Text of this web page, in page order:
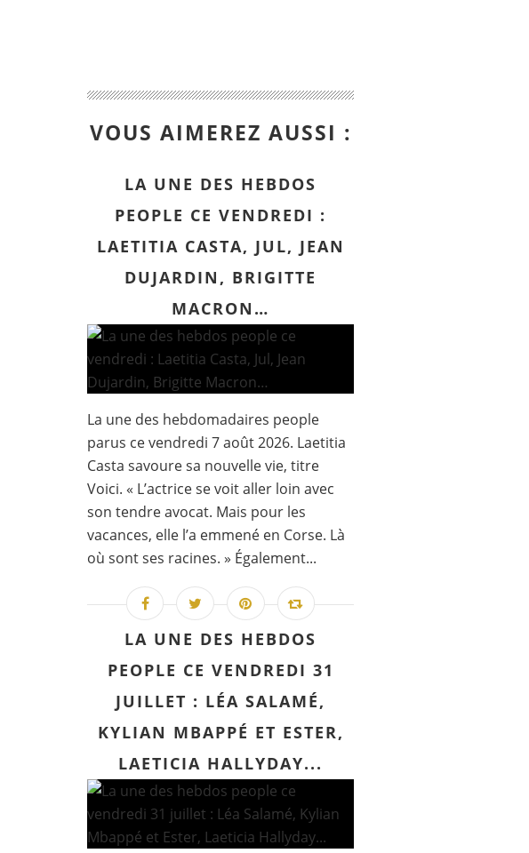
VOUS AIMEREZ AUSSI :
LA UNE DES HEBDOS
PEOPLE CE VENDREDI :
LAETITIA CASTA, JUL, JEAN
DUJARDIN, BRIGITTE
MACRON…
La une des hebdomadaires people
parus ce vendredi 7 août 2026. Laetitia
Casta savoure sa nouvelle vie, titre
Voici. « L’actrice se voit aller loin avec
son tendre avocat. Mais pour les
vacances, elle l’a emmené en Corse. Là
où sont ses racines. » Également...
LA UNE DES HEBDOS
PEOPLE CE VENDREDI 31
JUILLET : LÉA SALAMÉ,
KYLIAN MBAPPÉ ET ESTER,
LAETICIA HALLYDAY...